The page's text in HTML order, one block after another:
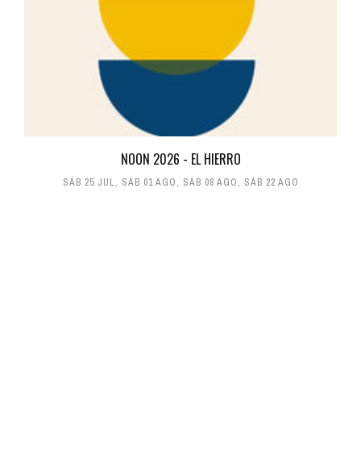
NOON 2026 - EL HIERRO
SÁB 25 JUL, SÁB 01 AGO, SÁB 08 AGO, SÁB 22 AGO